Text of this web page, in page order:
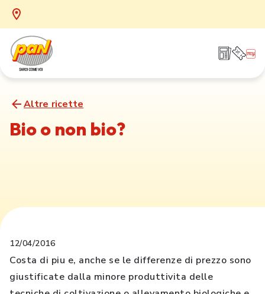
Altre ricette
Bio o non bio?
12/04/2016
Costa di piu e, anche se le differenze di prezzo sono
giustificate dalla minore produttivita delle